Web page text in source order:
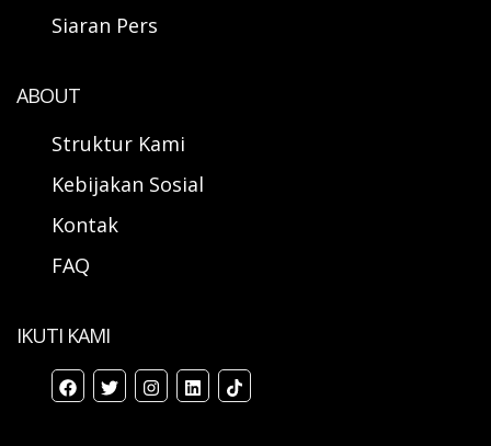
Siaran Pers
ABOUT
Struktur Kami
Kebijakan Sosial
Kontak
FAQ
IKUTI KAMI